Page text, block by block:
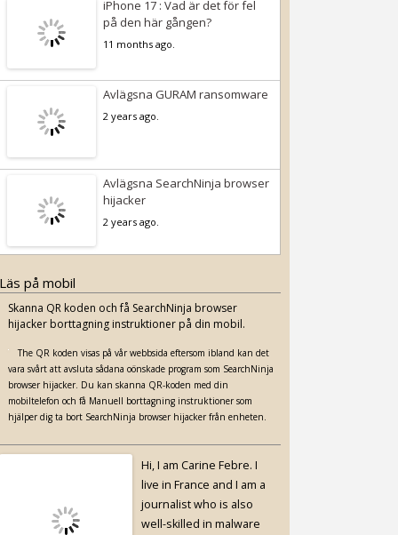
iPhone 17 : Vad är det för fel
på den här gången?
11 months ago.
Avlägsna GURAM ransomware
2 years ago.
Avlägsna SearchNinja browser
hijacker
2 years ago.
Läs på mobil
Skanna QR koden och få SearchNinja browser
hijacker borttagning instruktioner på din mobil.
The QR koden visas på vår webbsida eftersom ibland kan det
vara svårt att avsluta sådana oönskade program som SearchNinja
browser hijacker. Du kan skanna QR-koden med din
mobiltelefon och få Manuell borttagning instruktioner som
hjälper dig ta bort SearchNinja browser hijacker från enheten.
Hi, I am Carine Febre. I
live in France and I am a
journalist who is also
well-skilled in malware